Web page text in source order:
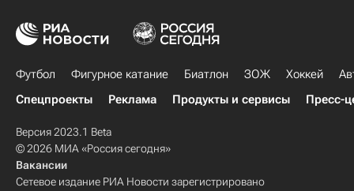
Футбол Фигурное катание Биатлон ЗОЖ Хоккей
Спецпроекты
Реклама Продукты и сервисы Пресс-
Версия 2023.1 Beta
© 2026 МИА «Россия сегодня»
Вакансии
Сетевое издание РИА Новости зарегистрировано